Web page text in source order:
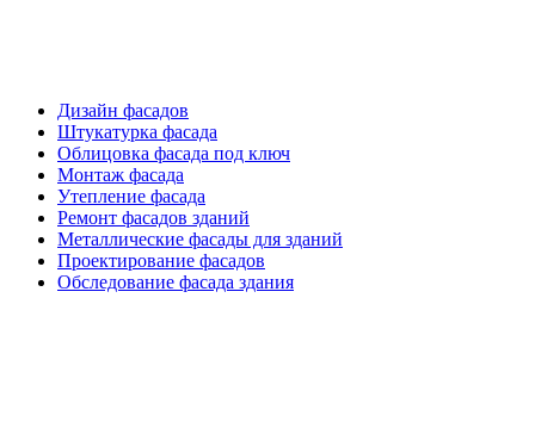
Дизайн фасадов
Штукатурка фасада
Облицовка фасада под ключ
Монтаж фасада
Утепление фасада
Ремонт фасадов зданий
Металлические фасады для зданий
Проектирование фасадов
Обследование фасада здания